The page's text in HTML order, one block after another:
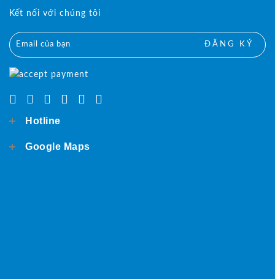
Kết nối với chúng tôi
ĐĂNG KÝ
Hotline
Google Maps